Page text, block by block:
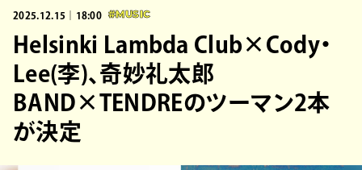
2025.12.15｜18:00 #MUSIC
Helsinki Lambda Club×Cody・
Lee(李)、奇妙礼太郎
BAND×TENDREのツーマン2本
が決定